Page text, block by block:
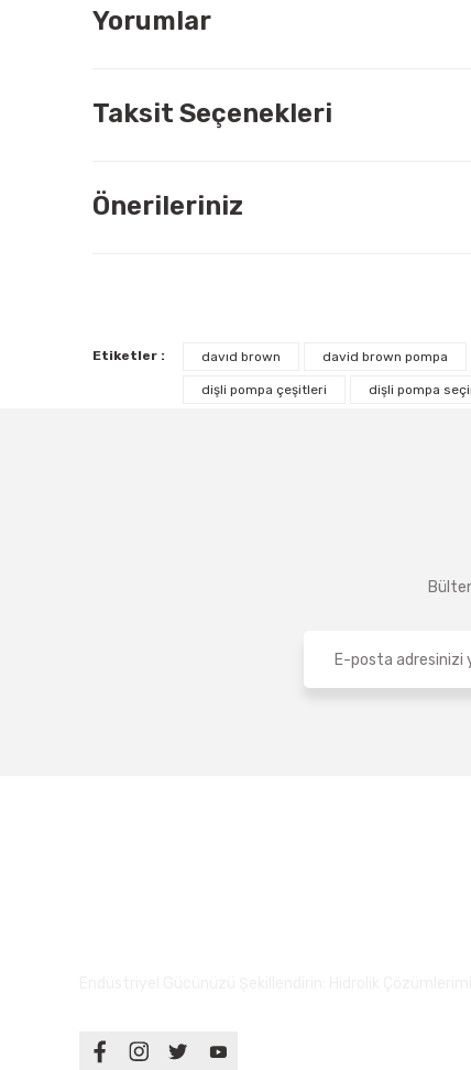
Yorumlar
Taksit Seçenekleri
Önerileriniz
Etiketler : davıd brown david brown pompa
dişli pompa çeşitleri dişli pompa